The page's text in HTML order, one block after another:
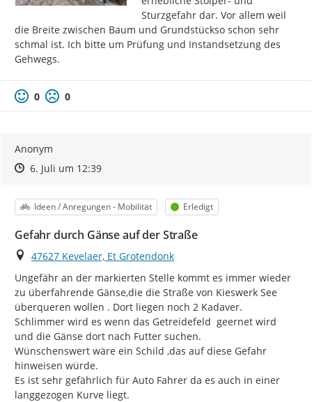
Sturzgefahr dar. Vor allem weil
die Breite zwischen Baum und Grundstückso schon sehr
schmal ist. Ich bitte um Prüfung und Instandsetzung des
Gehwegs.
0 0
Anonym
Zeitpunkt des Erstellens
Zeitpunkt des Erstellens
6. Juli um 12:39Zur Äußerung
Kategorie
Ideen / Anregungen - Mobilität Status
Erledigt
Gefahr durch Gänse auf der Straße
Ort
47627 Kevelaer, Et Grotendonk
Ungefähr an der markierten Stelle kommt es immer wieder
zu überfahrende Gänse,die die Straße von Kieswerk See
überqueren wollen . Dort liegen noch 2 Kadaver.
Schlimmer wird es wenn das Getreidefeld  geernet wird
und die Gänse dort nach Futter suchen.
Wünschenswert wäre ein Schild ,das auf diese Gefahr
hinweisen würde.
Es ist sehr gefährlich für Auto Fahrer da es auch in einer
langgezogen Kurve liegt.